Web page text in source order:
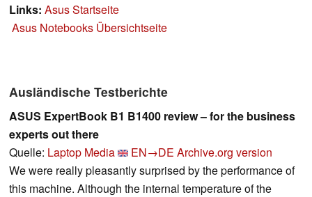
Links: Asus Startseite
Asus Notebooks Übersichtseite
Ausländische Testberichte
ASUS ExpertBook B1 B1400 review – for the business
experts out there
Quelle: Laptop Media EN→DE Archive.org version
We were really pleasantly surprised by the performance of
this machine. Although the internal temperature of the